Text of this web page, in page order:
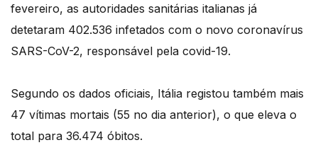
fevereiro, as autoridades sanitárias italianas já
detetaram 402.536 infetados com o novo coronavírus
SARS-CoV-2, responsável pela covid-19.
Segundo os dados oficiais, Itália registou também mais
47 vítimas mortais (55 no dia anterior), o que eleva o
total para 36.474 óbitos.